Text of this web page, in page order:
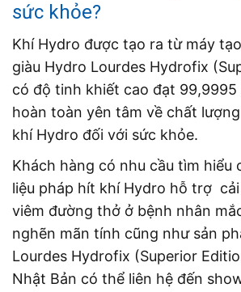
sức khỏe?
Khí Hydro được tạo ra từ máy
giàu Hydro Lourdes Hydrofix
có độ tinh khiết cao đạt 99,9995
hoàn toàn yên tâm về chất
khí Hydro đối với sức khỏe.
Khách hàng có nhu cầu tìm hiểu
liệu pháp hít khí Hydro hỗ trợ
viêm đường thở ở bệnh nhân
nghẽn mãn tính cũng như sản
Lourdes Hydrofix (Superior
Nhật Bản có thể liên hệ đến